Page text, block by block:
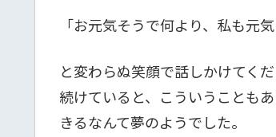
「お元気そうで何より、私も元
と変わらぬ笑顔で話しかけてく
続けていると、こういうことも
きるなんて夢のようでした。